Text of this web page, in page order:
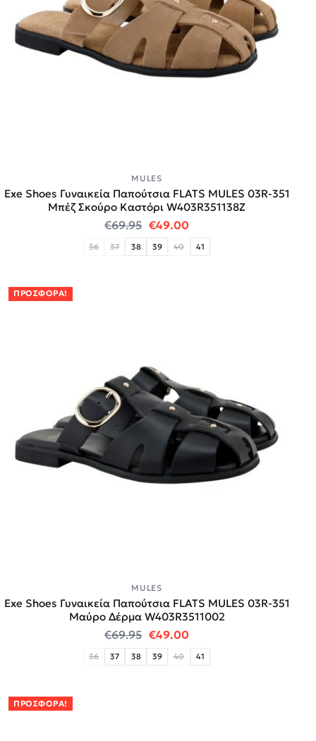
MULES
Exe Shoes Γυναικεία Παπούτσια FLATS MULES 03R-351
Μπέζ Σκούρο Καστόρι W403R351138Z
€69.95 Original price was: €69.95.
€49.00Η τρέχουσα τιμή
36 37 38 39 40 41
ΠΡΟΣΦΟΡΆ!
MULES
Exe Shoes Γυναικεία Παπούτσια FLATS MULES 03R-351
Μαύρο Δέρμα W403R3511002
€69.95 Original price was: €69.95.
€49.00Η τρέχουσα τιμή
36 37 38 39 40 41
ΠΡΟΣΦΟΡΆ!